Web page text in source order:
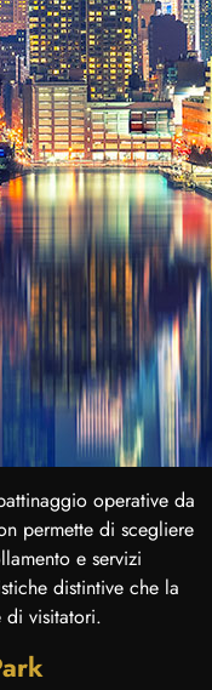
operative da
permette di scegliere
e servizi
distintive che la
di visitatori.